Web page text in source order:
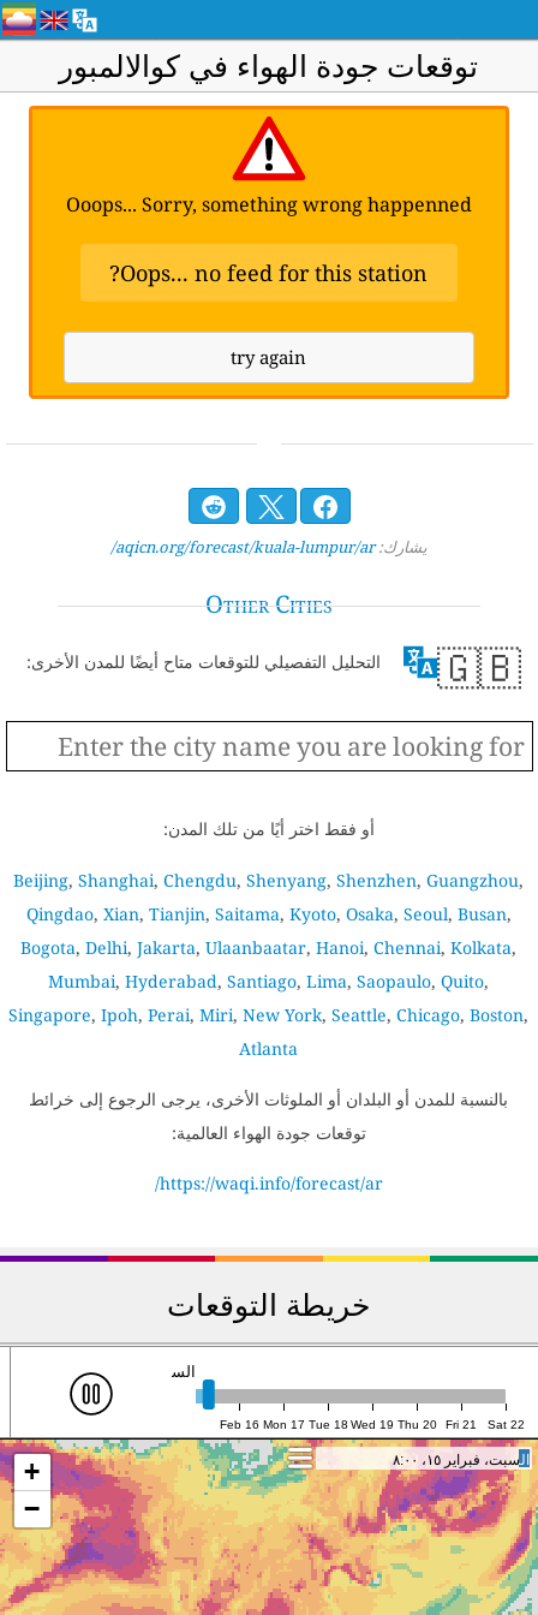
توقعات جودة الهواء في كوالالمبور
Ooops... Sorry, something wrong happenned
Oops... no feed for this station?
try again
يشارك:aqicn.org/forecast/kuala-lumpur/ar/
Other Cities
🇬🇧 التحليل التفصيلي للتوقعات متاح أيضًا للمدن الأخرى:
أو فقط اختر أيًا من تلك المدن:
Beijing ,Shanghai ,Chengdu ,Shenyang ,Shenzhen ,Guangzhou
Qingdao ,Xian ,Tianjin ,Saitama ,Kyoto ,Osaka ,Seoul ,Busan
Bogota ,Delhi ,Jakarta ,Ulaanbaatar ,Hanoi ,Chennai ,Kolkata
Mumbai ,Hyderabad ,Santiago ,Lima ,Saopaulo ,Quito
Singapore ,Ipoh ,Perai ,Miri ,New York ,Seattle ,Chicago ,Boston
Atlanta
بالنسبة للمدن أو البلدان أو الملوثات الأخرى، يرجى الرجوع إلى خرائط
توقعات جودة الهواء العالمية:
https://waqi.info/forecast/ar/
خريطة التوقعات
Feb 16 Mon 17 Tue 18 Wed 19 Thu 20 Fri 21 Sat 22
السبت ١٥، ٨:٠٠ (UTC)
السبت، فبراير ١٥، ٨:٠٠
السبت، فبراير ١٥، ٨:٠٠
+
−